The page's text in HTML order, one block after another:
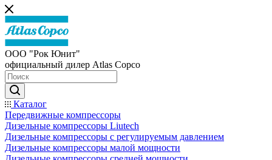
ООО "Рок Юнит"
официальный дилер Atlas Copco
Каталог
Передвижные компрессоры
Дизельные компрессоры Liutech
Дизельные компрессоры с регулируемым давлением
Дизельные компрессоры малой мощности